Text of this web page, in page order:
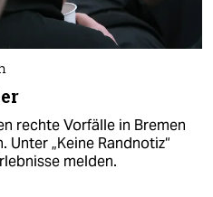
rechte Vorfälle in Bremen
„Keine Randnotiz“
melden.